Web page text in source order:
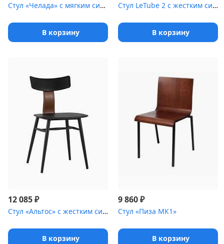
Стул «Челада» с мягким сиденьем [(окрашенный каркас)]
В корзину
Стул LeTube 2 с жестким сиденьем [(окрашенный каркас)]
В корзину
12 085₽
Стул «Альтос» с жестким сиденьем [(стальной каркас)]
В корзину
9 860₽
Стул «Пиза МК1»
В корзину